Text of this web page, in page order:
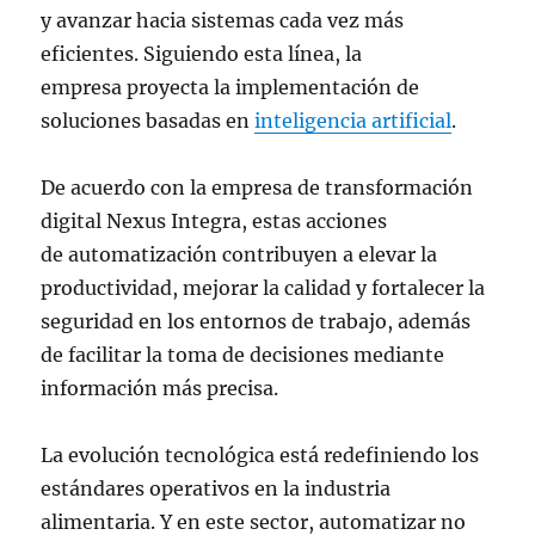
y avanzar hacia sistemas cada vez más
eficientes. Siguiendo esta línea, la
empresa proyecta la implementación de
soluciones basadas eninteligencia artificial.
De acuerdo con la empresa de transformación
digital Nexus Integra, estas acciones
de automatización contribuyen a elevar la
productividad, mejorar la calidad y fortalecer la
seguridad en los entornos de trabajo, además
de facilitar la toma de decisiones mediante
información más precisa.
La evolución tecnológica está redefiniendo los
estándares operativos en la industria
alimentaria. Y en este sector, automatizar no